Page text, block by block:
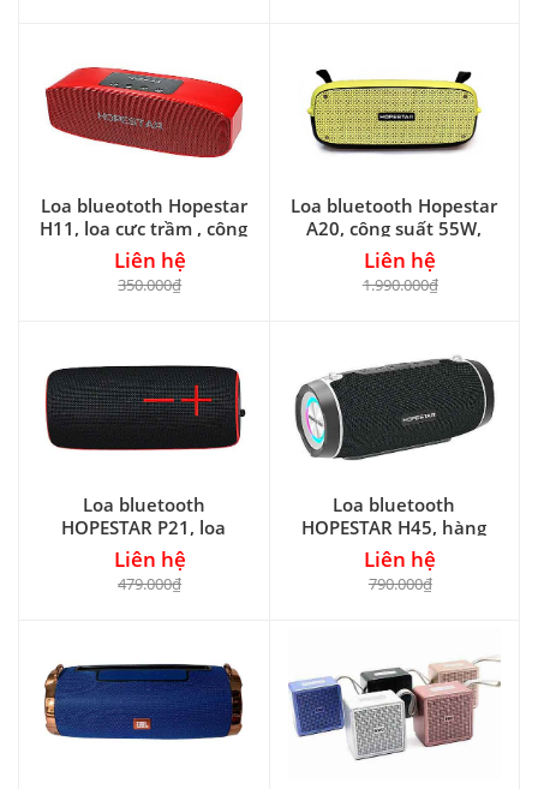
Loa blueototh Hopestar
H11, loa cực trầm , công
suất 16W
Liên hệ
350.000₫
Loa bluetooth Hopestar
A20, công suất 55W,
kèm 1 micro
Liên hệ
1.990.000₫
Loa bluetooth
HOPESTAR P21, loa
chính hãng, công suất
10W
Liên hệ
479.000₫
Loa bluetooth
HOPESTAR H45, hàng
cao cấp, công suất 10W
Liên hệ
790.000₫